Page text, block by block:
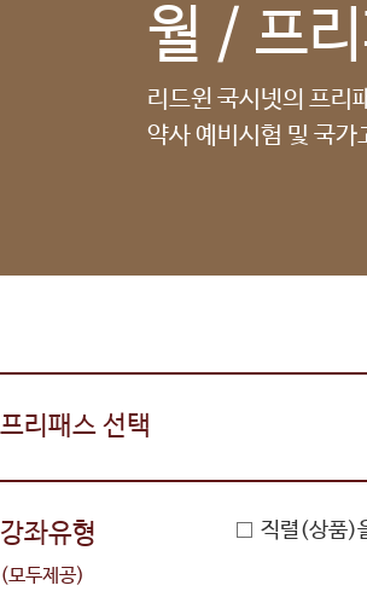
월 / 프
리드윈 국시넷의 프리
약사 예비시험 및 국가
프리패스 선택
강좌유형
(모두제공)
직렬(상품)